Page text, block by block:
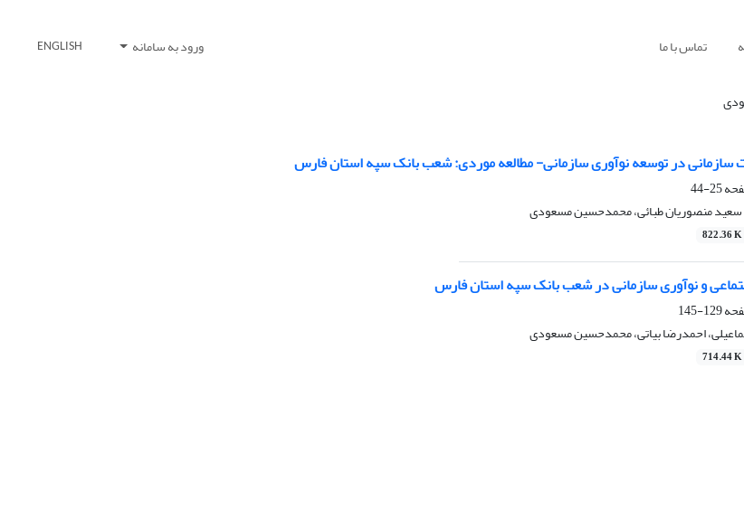
تماس با ما ورود به سامانه ENGLISH
سازمانی در توسعه نوآوری سازمانی- مطالعه موردی: شعب بانک سپه استان فارس
25-44
سعید منصوریان طبائی، محمدحسین مسعودی
822.36 K
و نوآوری سازمانی در شعب بانک سپه استان فارس
129-145
احمدرضا بیاتی، محمدحسین مسعودی
714.44 K